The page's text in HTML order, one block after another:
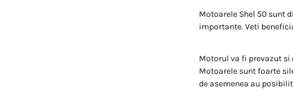
Motoarele Shel 50 sunt
importante. Veti
Motorul va fi prevazut
Motoarele sunt foarte
de asemenea au